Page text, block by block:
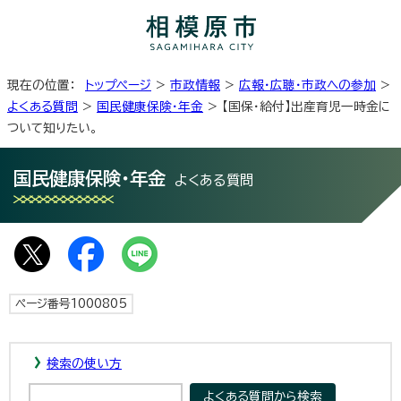
現在の位置： トップページ > 市政情報 > 広報・広聴・市政への参加 >
よくある質問 > 国民健康保険・年金 > 【国保・給付】出産育児一時金に
ついて知りたい。
国民健康保険・年金 よくある質問
ページ番号1000805
検索の使い方